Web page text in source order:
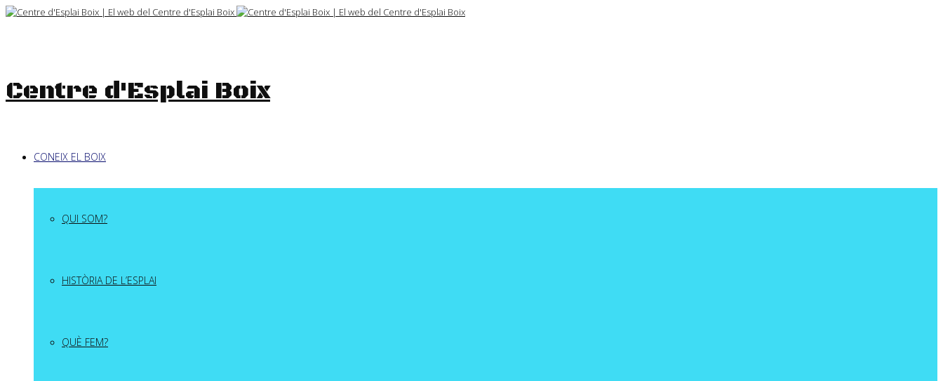
Skip
Centre d'Esplai Boix
CONEIX EL BOIX
QUI SOM?
HISTÒRIA DE L’ESPLAI
QUÈ FEM?